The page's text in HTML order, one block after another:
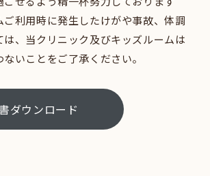
利用時に発生したけがや事故、体調
、当クリニック及びキッズルームは
いことをご了承ください。
ダウンロード